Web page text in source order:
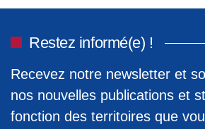
Restez informé(e) !
Recevez notre newsletter et
nos nouvelles publications et
fonction des territoires que